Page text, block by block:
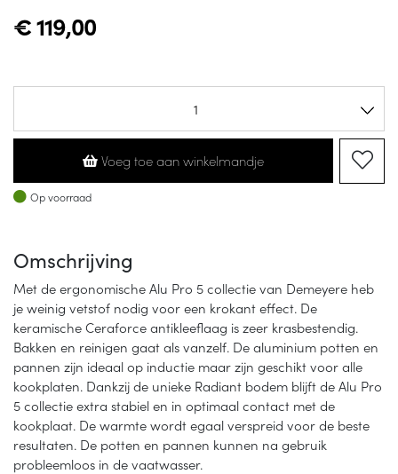
€119,00
Voeg toe aan winkelmandje
Op voorraad
Op voorraad
Omschrijving
Met de ergonomische Alu Pro 5 collectie van Demeyere heb
je weinig vetstof nodig voor een krokant effect. De
keramische Ceraforce antikleeflaag is zeer krasbestendig.
Bakken en reinigen gaat als vanzelf. De aluminium potten en
pannen zijn ideaal op inductie maar zijn geschikt voor alle
kookplaten. Dankzij de unieke Radiant bodem blijft de Alu Pro
5 collectie extra stabiel en in optimaal contact met de
kookplaat. De warmte wordt egaal verspreid voor de beste
resultaten. De potten en pannen kunnen na gebruik
probleemloos in de vaatwasser.